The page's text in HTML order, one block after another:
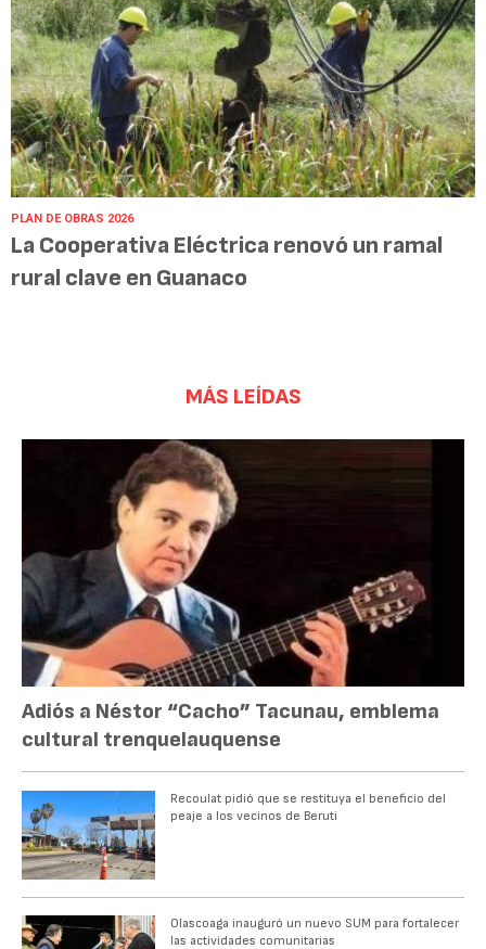
PLAN DE OBRAS 2026
La Cooperativa Eléctrica renovó un ramal
rural clave en Guanaco
MÁS LEÍDAS
Adiós a Néstor “Cacho” Tacunau, emblema
cultural trenquelauquense
Recoulat pidió que se restituya el beneficio del
peaje a los vecinos de Beruti
Olascoaga inauguró un nuevo SUM para fortalecer
las actividades comunitarias